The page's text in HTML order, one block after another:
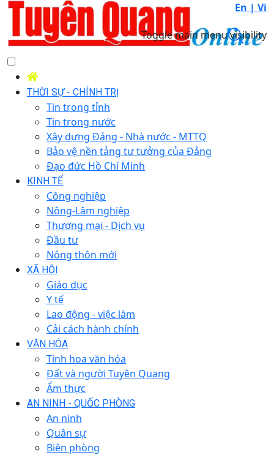
En | Vi
Toggle main menu visibility
THỜI SỰ - CHÍNH TRỊ
Tin trong tỉnh
Tin trong nước
Xây dựng Đảng - Nhà nước - MTTQ
Bảo vệ nền tảng tư tưởng của Đảng
Đạo đức Hồ Chí Minh
KINH TẾ
Công nghiệp
Nông-Lâm nghiệp
Thương mại - Dịch vụ
Đầu tư
Nông thôn mới
XÃ HỘI
Giáo dục
Y tế
Lao động - việc làm
Cải cách hành chính
VĂN HÓA
Tinh hoa văn hóa
Đất và người Tuyên Quang
Ẩm thực
AN NINH - QUỐC PHÒNG
An ninh
Quân sự
Biên phòng